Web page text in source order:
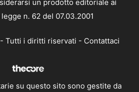
un prodotto editoriale ai
n. 62 del 07.03.2001
Tutti i diritti riservati - Contattaci
su questo sito sono gestite da